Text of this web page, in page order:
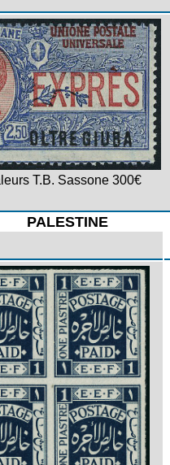
T.B. Sassone 300€
PALESTINE